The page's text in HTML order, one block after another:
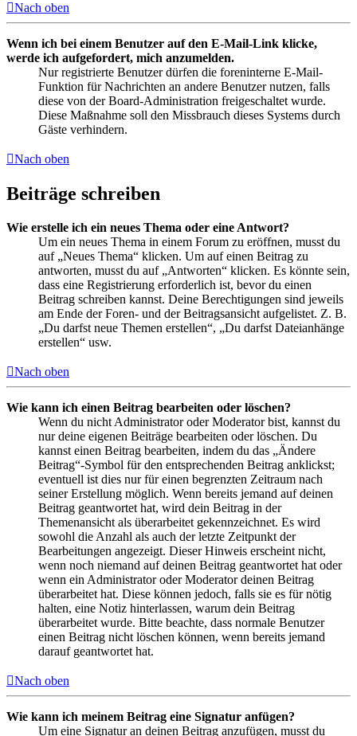
Nach oben
Wenn ich bei einem Benutzer auf den E-Mail-Link klicke,
werde ich aufgefordert, mich anzumelden.
Nur registrierte Benutzer dürfen die foreninterne E-Mail-
Funktion für Nachrichten an andere Benutzer nutzen, falls
diese von der Board-Administration freigeschaltet wurde.
Diese Maßnahme soll den Missbrauch dieses Systems durch
Gäste verhindern.
Nach oben
Beiträge schreiben
Wie erstelle ich ein neues Thema oder eine Antwort?
Um ein neues Thema in einem Forum zu eröffnen, musst du
auf „Neues Thema“ klicken. Um auf einen Beitrag zu
antworten, musst du auf „Antworten“ klicken. Es könnte sein,
dass eine Registrierung erforderlich ist, bevor du einen
Beitrag schreiben kannst. Deine Berechtigungen sind jeweils
am Ende der Foren- und der Beitragsansicht aufgelistet. Z. B.
„Du darfst neue Themen erstellen“, „Du darfst Dateianhänge
erstellen“ usw.
Nach oben
Wie kann ich einen Beitrag bearbeiten oder löschen?
Wenn du nicht Administrator oder Moderator bist, kannst du
nur deine eigenen Beiträge bearbeiten oder löschen. Du
kannst einen Beitrag bearbeiten, indem du das „Ändere
Beitrag“-Symbol für den entsprechenden Beitrag anklickst;
eventuell ist dies nur für einen begrenzten Zeitraum nach
seiner Erstellung möglich. Wenn bereits jemand auf deinen
Beitrag geantwortet hat, wird dein Beitrag in der
Themenansicht als überarbeitet gekennzeichnet. Es wird
sowohl die Anzahl als auch der letzte Zeitpunkt der
Bearbeitungen angezeigt. Dieser Hinweis erscheint nicht,
wenn noch niemand auf deinen Beitrag geantwortet hat oder
wenn ein Administrator oder Moderator deinen Beitrag
überarbeitet hat. Diese können jedoch, falls sie es für nötig
halten, eine Notiz hinterlassen, warum dein Beitrag
überarbeitet wurde. Bitte beachte, dass normale Benutzer
einen Beitrag nicht löschen können, wenn bereits jemand
darauf geantwortet hat.
Nach oben
Wie kann ich meinem Beitrag eine Signatur anfügen?
Um eine Signatur an deinen Beitrag anzufügen, musst du